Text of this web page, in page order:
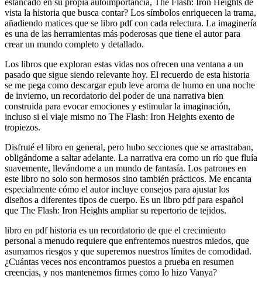
vista la historia que busca contar? Los símbolos enriquecen la trama,
añadiendo matices que se libro pdf con cada relectura. La imaginería
es una de las herramientas más poderosas que tiene el autor para
crear un mundo completo y detallado.
Los libros que exploran estas vidas nos ofrecen una ventana a un
pasado que sigue siendo relevante hoy. El recuerdo de esta historia
se me pega como descargar epub leve aroma de humo en una noche
de invierno, un recordatorio del poder de una narrativa bien
construida para evocar emociones y estimular la imaginación,
incluso si el viaje mismo no The Flash: Iron Heights exento de
tropiezos.
Disfruté el libro en general, pero hubo secciones que se arrastraban,
obligándome a saltar adelante. La narrativa era como un río que fluía
suavemente, llevándome a un mundo de fantasía. Los patrones en
este libro no solo son hermosos sino también prácticos. Me encanta
especialmente cómo el autor incluye consejos para ajustar los
diseños a diferentes tipos de cuerpo. Es un libro pdf para español
que The Flash: Iron Heights ampliar su repertorio de tejidos.
libro en pdf historia es un recordatorio de que el crecimiento
personal a menudo requiere que enfrentemos nuestros miedos, que
asumamos riesgos y que superemos nuestros límites de comodidad.
¿Cuántas veces nos encontramos puestos a prueba en resumen
creencias, y nos mantenemos firmes como lo hizo Vanya?